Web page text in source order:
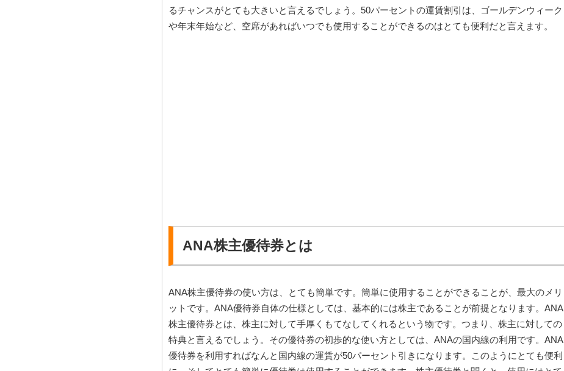
るチャンスがとても大きいと言えるでしょう。50パーセントの運賃割引は、ゴールデンウィーク
や年末年始など、空席があればいつでも使用することができるのはとても便利だと言えます。
ANA株主優待券とは
ANA株主優待券の使い方は、とても簡単です。簡単に使用することができることが、最大のメリ
ットです。ANA優待券自体の仕様としては、基本的には株主であることが前提となります。ANA
株主優待券とは、株主に対して手厚くもてなしてくれるという物です。つまり、株主に対しての
特典と言えるでしょう。その優待券の初歩的な使い方としては、ANAの国内線の利用です。ANA
優待券を利用すればなんと国内線の運賃が50パーセント引きになります。このようにとても便利